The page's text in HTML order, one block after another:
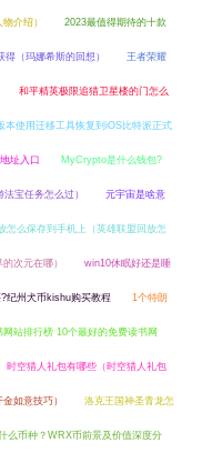
介绍） 2023最值得期待的十款
（玛娜希斯的回想） 王者荣耀
和平精英极限追猎卫星楼的门怎么
本使用迁移工具恢复到iOS比特派正式
址入口 MyCrypto是什么钱包?
宝任务怎么过） 元宇宙是啥意
怎么保存到手机上（英雄联盟回放怎
次元在哪） win10休眠好还是睡
纪州犬币kishu购买教程 1个特朗
网站排行榜 10个最好的免费读书网
时空猎人礼包有哪些（时空猎人礼包
如意技巧） 洛克王国神圣青龙怎
么币种？WRX币前景及价值深度分